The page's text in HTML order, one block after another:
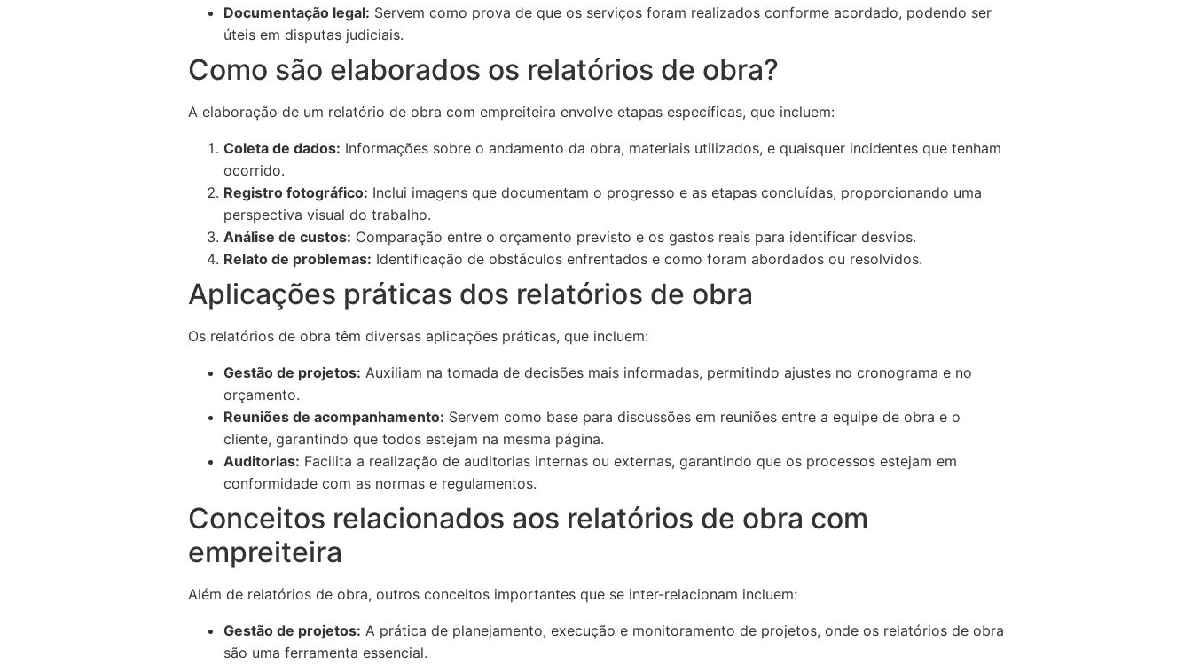
Documentação legal: Servem como prova de que os serviços foram realizados conforme acordado, podendo ser
úteis em disputas judiciais.
Como são elaborados os relatórios de obra?
A elaboração de um relatório de obra com empreiteira envolve etapas específicas, que incluem:
Coleta de dados: Informações sobre o andamento da obra, materiais utilizados, e quaisquer incidentes que tenham
ocorrido.
Registro fotográfico: Inclui imagens que documentam o progresso e as etapas concluídas, proporcionando uma
perspectiva visual do trabalho.
Análise de custos: Comparação entre o orçamento previsto e os gastos reais para identificar desvios.
Relato de problemas: Identificação de obstáculos enfrentados e como foram abordados ou resolvidos.
Aplicações práticas dos relatórios de obra
Os relatórios de obra têm diversas aplicações práticas, que incluem:
Gestão de projetos: Auxiliam na tomada de decisões mais informadas, permitindo ajustes no cronograma e no
orçamento.
Reuniões de acompanhamento: Servem como base para discussões em reuniões entre a equipe de obra e o
cliente, garantindo que todos estejam na mesma página.
Auditorias: Facilita a realização de auditorias internas ou externas, garantindo que os processos estejam em
conformidade com as normas e regulamentos.
Conceitos relacionados aos relatórios de obra com
empreiteira
Além de relatórios de obra, outros conceitos importantes que se inter-relacionam incluem:
Gestão de projetos: A prática de planejamento, execução e monitoramento de projetos, onde os relatórios de obra
são uma ferramenta essencial.